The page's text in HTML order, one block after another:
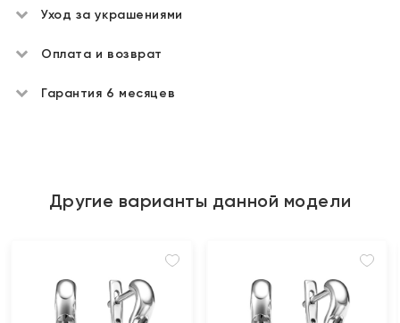
Уход за украшениями
Оплата и возврат
Гарантия 6 месяцев
Другие варианты данной модели